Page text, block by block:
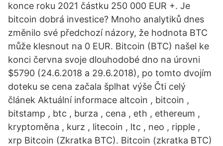
konce roku 2021 částku 250 000 EUR +. Je
bitcoin dobrá investice? Mnoho analytiků dnes
změnilo své předchozí názory, že hodnota BTC
může klesnout na 0 EUR. Bitcoin (BTC) našel ke
konci června svoje dlouhodobé dno na úrovni
$5790 (24.6.2018 a 29.6.2018), po tomto dvojím
doteku se cena začala šplhat výše Čti celý
článek Aktuální informace altcoin , bitcoin ,
bitstamp , btc , burza , cena , eth , ethereum ,
kryptoměna , kurz , litecoin , ltc , neo , ripple ,
xrp Bitcoin (Zkratka BTC). Bitcoin (zkratka BTC)